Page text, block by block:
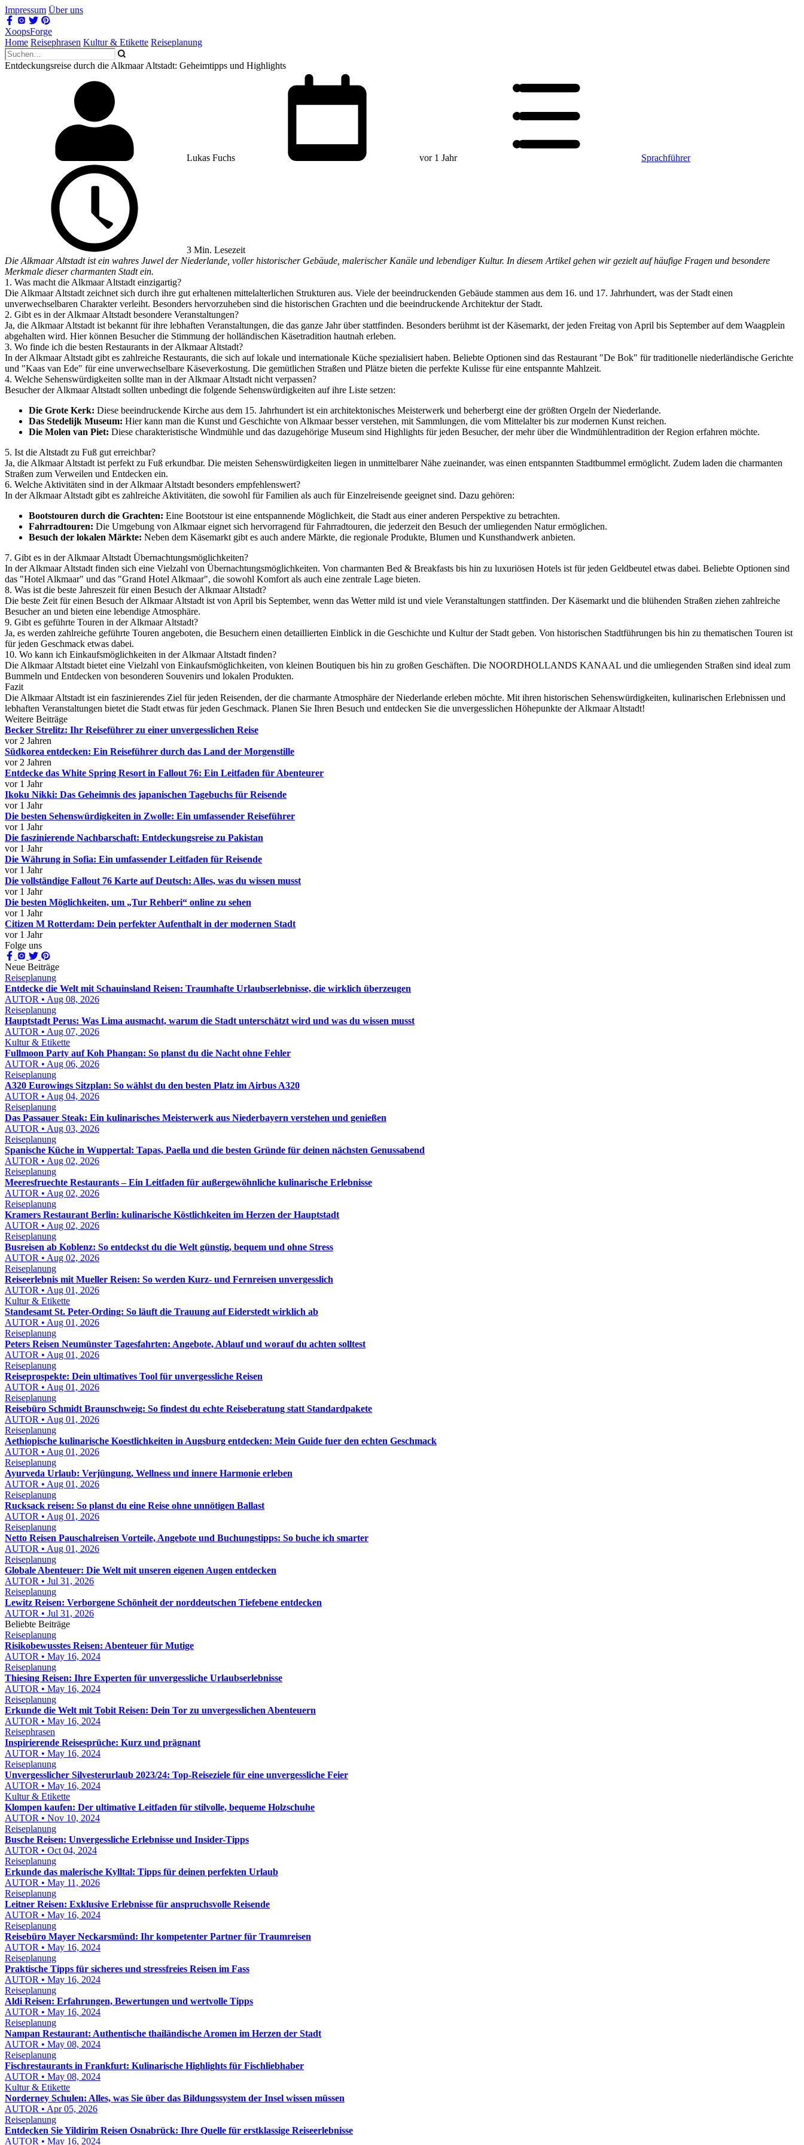
Impressum Über uns
XoopsForge
Home Reisephrasen Kultur & Etikette Reiseplanung
Entdeckungsreise durch die Alkmaar Altstadt: Geheimtipps und Highlights
Lukas Fuchs vor 1 Jahr Sprachführer
3 Min. Lesezeit
Die Alkmaar Altstadt ist ein wahres Juwel der Niederlande, voller historischer Gebäude, malerischer Kanäle und lebendiger Kultur. In diesem Artikel gehen wir gezielt auf häufige Fragen und besondere
Merkmale dieser charmanten Stadt ein.
1. Was macht die Alkmaar Altstadt einzigartig?
Die Alkmaar Altstadt zeichnet sich durch ihre gut erhaltenen mittelalterlichen Strukturen aus. Viele der beeindruckenden Gebäude stammen aus dem 16. und 17. Jahrhundert, was der Stadt einen
unverwechselbaren Charakter verleiht. Besonders hervorzuheben sind die historischen Grachten und die beeindruckende Architektur der Stadt.
2. Gibt es in der Alkmaar Altstadt besondere Veranstaltungen?
Ja, die Alkmaar Altstadt ist bekannt für ihre lebhaften Veranstaltungen, die das ganze Jahr über stattfinden. Besonders berühmt ist der Käsemarkt, der jeden Freitag von April bis September auf dem Waagplein
abgehalten wird. Hier können Besucher die Stimmung der holländischen Käsetradition hautnah erleben.
3. Wo finde ich die besten Restaurants in der Alkmaar Altstadt?
In der Alkmaar Altstadt gibt es zahlreiche Restaurants, die sich auf lokale und internationale Küche spezialisiert haben. Beliebte Optionen sind das Restaurant "De Bok" für traditionelle niederländische Gerichte
und "Kaas van Ede" für eine unverwechselbare Käseverkostung. Die gemütlichen Straßen und Plätze bieten die perfekte Kulisse für eine entspannte Mahlzeit.
4. Welche Sehenswürdigkeiten sollte man in der Alkmaar Altstadt nicht verpassen?
Besucher der Alkmaar Altstadt sollten unbedingt die folgende Sehenswürdigkeiten auf ihre Liste setzen:
Die Grote Kerk: Diese beeindruckende Kirche aus dem 15. Jahrhundert ist ein architektonisches Meisterwerk und beherbergt eine der größten Orgeln der Niederlande.
Das Stedelijk Museum: Hier kann man die Kunst und Geschichte von Alkmaar besser verstehen, mit Sammlungen, die vom Mittelalter bis zur modernen Kunst reichen.
Die Molen van Piet: Diese charakteristische Windmühle und das dazugehörige Museum sind Highlights für jeden Besucher, der mehr über die Windmühlentradition der Region erfahren möchte.
5. Ist die Altstadt zu Fuß gut erreichbar?
Ja, die Alkmaar Altstadt ist perfekt zu Fuß erkundbar. Die meisten Sehenswürdigkeiten liegen in unmittelbarer Nähe zueinander, was einen entspannten Stadtbummel ermöglicht. Zudem laden die charmanten
Straßen zum Verweilen und Entdecken ein.
6. Welche Aktivitäten sind in der Alkmaar Altstadt besonders empfehlenswert?
In der Alkmaar Altstadt gibt es zahlreiche Aktivitäten, die sowohl für Familien als auch für Einzelreisende geeignet sind. Dazu gehören:
Bootstouren durch die Grachten: Eine Bootstour ist eine entspannende Möglichkeit, die Stadt aus einer anderen Perspektive zu betrachten.
Fahrradtouren: Die Umgebung von Alkmaar eignet sich hervorragend für Fahrradtouren, die jederzeit den Besuch der umliegenden Natur ermöglichen.
Besuch der lokalen Märkte: Neben dem Käsemarkt gibt es auch andere Märkte, die regionale Produkte, Blumen und Kunsthandwerk anbieten.
7. Gibt es in der Alkmaar Altstadt Übernachtungsmöglichkeiten?
In der Alkmaar Altstadt finden sich eine Vielzahl von Übernachtungsmöglichkeiten. Von charmanten Bed & Breakfasts bis hin zu luxuriösen Hotels ist für jeden Geldbeutel etwas dabei. Beliebte Optionen sind
das "Hotel Alkmaar" und das "Grand Hotel Alkmaar", die sowohl Komfort als auch eine zentrale Lage bieten.
8. Was ist die beste Jahreszeit für einen Besuch der Alkmaar Altstadt?
Die beste Zeit für einen Besuch der Alkmaar Altstadt ist von April bis September, wenn das Wetter mild ist und viele Veranstaltungen stattfinden. Der Käsemarkt und die blühenden Straßen ziehen zahlreiche
Besucher an und bieten eine lebendige Atmosphäre.
9. Gibt es geführte Touren in der Alkmaar Altstadt?
Ja, es werden zahlreiche geführte Touren angeboten, die Besuchern einen detaillierten Einblick in die Geschichte und Kultur der Stadt geben. Von historischen Stadtführungen bis hin zu thematischen Touren ist
für jeden Geschmack etwas dabei.
10. Wo kann ich Einkaufsmöglichkeiten in der Alkmaar Altstadt finden?
Die Alkmaar Altstadt bietet eine Vielzahl von Einkaufsmöglichkeiten, von kleinen Boutiquen bis hin zu großen Geschäften. Die NOORDHOLLANDS KANAAL und die umliegenden Straßen sind ideal zum
Bummeln und Entdecken von besonderen Souvenirs und lokalen Produkten.
Fazit
Die Alkmaar Altstadt ist ein faszinierendes Ziel für jeden Reisenden, der die charmante Atmosphäre der Niederlande erleben möchte. Mit ihren historischen Sehenswürdigkeiten, kulinarischen Erlebnissen und
lebhaften Veranstaltungen bietet die Stadt etwas für jeden Geschmack. Planen Sie Ihren Besuch und entdecken Sie die unvergesslichen Höhepunkte der Alkmaar Altstadt!
Weitere Beiträge
Becker Strelitz: Ihr Reiseführer zu einer unvergesslichen Reise
vor 2 Jahren
Südkorea entdecken: Ein Reiseführer durch das Land der Morgenstille
vor 2 Jahren
Entdecke das White Spring Resort in Fallout 76: Ein Leitfaden für Abenteurer
vor 1 Jahr
Ikoku Nikki: Das Geheimnis des japanischen Tagebuchs für Reisende
vor 1 Jahr
Die besten Sehenswürdigkeiten in Zwolle: Ein umfassender Reiseführer
vor 1 Jahr
Die faszinierende Nachbarschaft: Entdeckungsreise zu Pakistan
vor 1 Jahr
Die Währung in Sofia: Ein umfassender Leitfaden für Reisende
vor 1 Jahr
Die vollständige Fallout 76 Karte auf Deutsch: Alles, was du wissen musst
vor 1 Jahr
Die besten Möglichkeiten, um „Tur Rehberi“ online zu sehen
vor 1 Jahr
Citizen M Rotterdam: Dein perfekter Aufenthalt in der modernen Stadt
vor 1 Jahr
Folge uns
Neue Beiträge
Reiseplanung
Entdecke die Welt mit Schauinsland Reisen: Traumhafte Urlaubserlebnisse, die wirklich überzeugen
AUTOR • Aug 08, 2026
Reiseplanung
Hauptstadt Perus: Was Lima ausmacht, warum die Stadt unterschätzt wird und was du wissen musst
AUTOR • Aug 07, 2026
Kultur & Etikette
Fullmoon Party auf Koh Phangan: So planst du die Nacht ohne Fehler
AUTOR • Aug 06, 2026
Reiseplanung
A320 Eurowings Sitzplan: So wählst du den besten Platz im Airbus A320
AUTOR • Aug 04, 2026
Reiseplanung
Das Passauer Steak: Ein kulinarisches Meisterwerk aus Niederbayern verstehen und genießen
AUTOR • Aug 03, 2026
Reiseplanung
Spanische Küche in Wuppertal: Tapas, Paella und die besten Gründe für deinen nächsten Genussabend
AUTOR • Aug 02, 2026
Reiseplanung
Meeresfruechte Restaurants – Ein Leitfaden für außergewöhnliche kulinarische Erlebnisse
AUTOR • Aug 02, 2026
Reiseplanung
Kramers Restaurant Berlin: kulinarische Köstlichkeiten im Herzen der Hauptstadt
AUTOR • Aug 02, 2026
Reiseplanung
Busreisen ab Koblenz: So entdeckst du die Welt günstig, bequem und ohne Stress
AUTOR • Aug 02, 2026
Reiseplanung
Reiseerlebnis mit Mueller Reisen: So werden Kurz- und Fernreisen unvergesslich
AUTOR • Aug 01, 2026
Kultur & Etikette
Standesamt St. Peter-Ording: So läuft die Trauung auf Eiderstedt wirklich ab
AUTOR • Aug 01, 2026
Reiseplanung
Peters Reisen Neumünster Tagesfahrten: Angebote, Ablauf und worauf du achten solltest
AUTOR • Aug 01, 2026
Reiseplanung
Reiseprospekte: Dein ultimatives Tool für unvergessliche Reisen
AUTOR • Aug 01, 2026
Reiseplanung
Reisebüro Schmidt Braunschweig: So findest du echte Reiseberatung statt Standardpakete
AUTOR • Aug 01, 2026
Reiseplanung
Aethiopische kulinarische Koestlichkeiten in Augsburg entdecken: Mein Guide fuer den echten Geschmack
AUTOR • Aug 01, 2026
Reiseplanung
Ayurveda Urlaub: Verjüngung, Wellness und innere Harmonie erleben
AUTOR • Aug 01, 2026
Reiseplanung
Rucksack reisen: So planst du eine Reise ohne unnötigen Ballast
AUTOR • Aug 01, 2026
Reiseplanung
Netto Reisen Pauschalreisen Vorteile, Angebote und Buchungstipps: So buche ich smarter
AUTOR • Aug 01, 2026
Reiseplanung
Globale Abenteuer: Die Welt mit unseren eigenen Augen entdecken
AUTOR • Jul 31, 2026
Reiseplanung
Lewitz Reisen: Verborgene Schönheit der norddeutschen Tiefebene entdecken
AUTOR • Jul 31, 2026
Beliebte Beiträge
Reiseplanung
Risikobewusstes Reisen: Abenteuer für Mutige
AUTOR • May 16, 2024
Reiseplanung
Thiesing Reisen: Ihre Experten für unvergessliche Urlaubserlebnisse
AUTOR • May 16, 2024
Reiseplanung
Erkunde die Welt mit Tobit Reisen: Dein Tor zu unvergesslichen Abenteuern
AUTOR • May 16, 2024
Reisephrasen
Inspirierende Reisesprüche: Kurz und prägnant
AUTOR • May 16, 2024
Reiseplanung
Unvergesslicher Silvesterurlaub 2023/24: Top-Reiseziele für eine unvergessliche Feier
AUTOR • May 16, 2024
Kultur & Etikette
Klompen kaufen: Der ultimative Leitfaden für stilvolle, bequeme Holzschuhe
AUTOR • Nov 10, 2024
Reiseplanung
Busche Reisen: Unvergessliche Erlebnisse und Insider-Tipps
AUTOR • Oct 04, 2024
Reiseplanung
Erkunde das malerische Kylltal: Tipps für deinen perfekten Urlaub
AUTOR • May 11, 2026
Reiseplanung
Leitner Reisen: Exklusive Erlebnisse für anspruchsvolle Reisende
AUTOR • May 16, 2024
Reiseplanung
Reisebüro Mayer Neckarsmünd: Ihr kompetenter Partner für Traumreisen
AUTOR • May 16, 2024
Reiseplanung
Praktische Tipps für sicheres und stressfreies Reisen im Fass
AUTOR • May 16, 2024
Reiseplanung
Aldi Reisen: Erfahrungen, Bewertungen und wertvolle Tipps
AUTOR • May 16, 2024
Reiseplanung
Nampan Restaurant: Authentische thailändische Aromen im Herzen der Stadt
AUTOR • May 08, 2024
Reiseplanung
Fischrestaurants in Frankfurt: Kulinarische Highlights für Fischliebhaber
AUTOR • May 08, 2024
Kultur & Etikette
Norderney Schulen: Alles, was Sie über das Bildungssystem der Insel wissen müssen
AUTOR • Apr 05, 2026
Reiseplanung
Entdecken Sie Yildirim Reisen Osnabrück: Ihre Quelle für erstklassige Reiseerlebnisse
AUTOR • May 16, 2024